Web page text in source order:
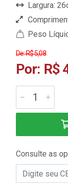
Largura:
Peso
De: R$ 5,08
Por: R$
Consulte as